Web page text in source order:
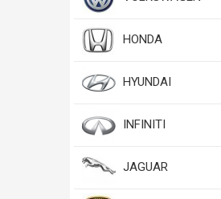
HONDA
HYUNDAI
INFINITI
JAGUAR